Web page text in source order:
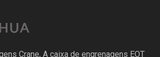
Crane, A caixa de engrenagens EOT